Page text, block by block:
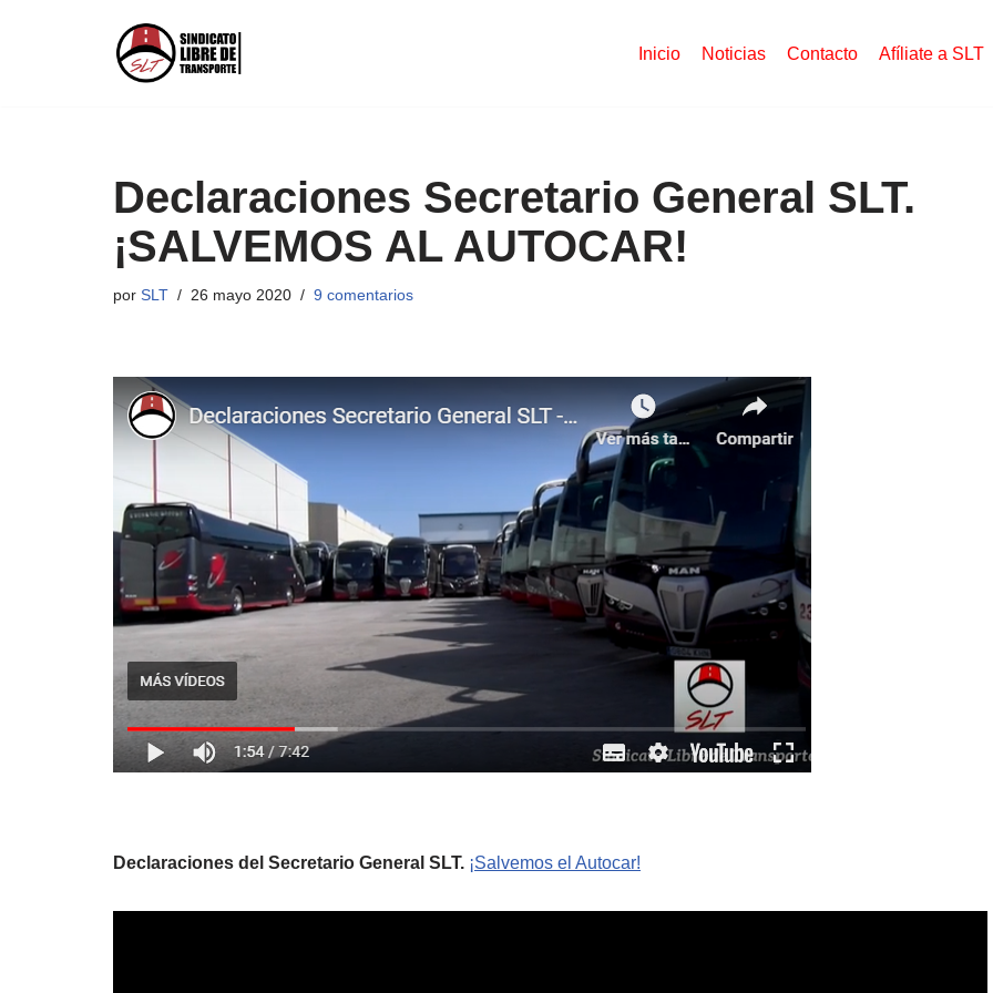
Inicio Noticias Contacto Afíliate a SLT
Declaraciones Secretario General SLT.
¡SALVEMOS AL AUTOCAR!
por SLT 26 mayo 2020 9 comentarios
Declaraciones del Secretario General SLT. ¡Salvemos el Autocar!